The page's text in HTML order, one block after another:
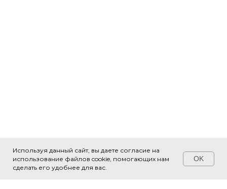
Используя данный сайт, вы даете согласие на
использование файлов cookie, помогающих нам
сделать его удобнее для вас.
OK
Свяжитесь с нами!